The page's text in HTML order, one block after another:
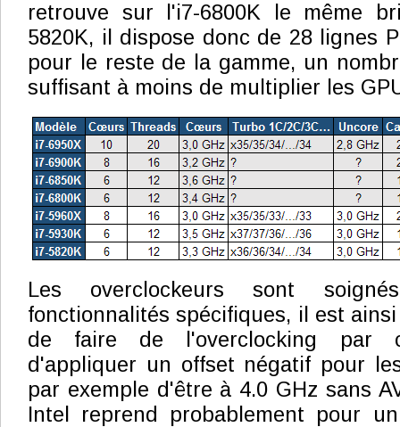
retrouve sur l'i7-6800K le même
5820K, il dispose donc de 28 lignes
pour le reste de la gamme, un
suffisant à moins de multiplier les
Les overclockeurs sont
fonctionnalités spécifiques, il est
de faire de l'overclocking par
d'appliquer un offset négatif pour
par exemple d'être à 4.0 GHz sans
Intel reprend probablement pour